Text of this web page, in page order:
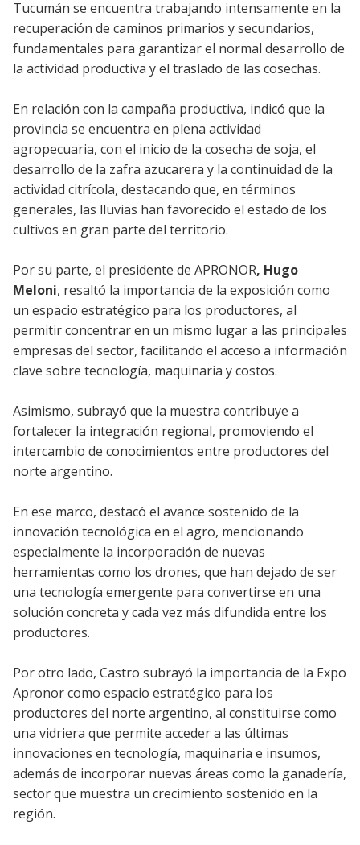
Tucumán se encuentra trabajando intensamente en la
recuperación de caminos primarios y secundarios,
fundamentales para garantizar el normal desarrollo de
la actividad productiva y el traslado de las cosechas.
En relación con la campaña productiva, indicó que la
provincia se encuentra en plena actividad
agropecuaria, con el inicio de la cosecha de soja, el
desarrollo de la zafra azucarera y la continuidad de la
actividad citrícola, destacando que, en términos
generales, las lluvias han favorecido el estado de los
cultivos en gran parte del territorio.
Por su parte, el presidente de APRONOR, Hugo
Meloni, resaltó la importancia de la exposición como
un espacio estratégico para los productores, al
permitir concentrar en un mismo lugar a las principales
empresas del sector, facilitando el acceso a información
clave sobre tecnología, maquinaria y costos.
Asimismo, subrayó que la muestra contribuye a
fortalecer la integración regional, promoviendo el
intercambio de conocimientos entre productores del
norte argentino.
En ese marco, destacó el avance sostenido de la
innovación tecnológica en el agro, mencionando
especialmente la incorporación de nuevas
herramientas como los drones, que han dejado de ser
una tecnología emergente para convertirse en una
solución concreta y cada vez más difundida entre los
productores.
Por otro lado, Castro subrayó la importancia de la Expo
Apronor como espacio estratégico para los
productores del norte argentino, al constituirse como
una vidriera que permite acceder a las últimas
innovaciones en tecnología, maquinaria e insumos,
además de incorporar nuevas áreas como la ganadería,
sector que muestra un crecimiento sostenido en la
región.